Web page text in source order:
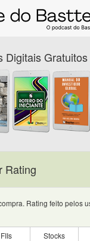
Digitais Gratuitos
Rating
Rating feito pelos
FIIs Stocks